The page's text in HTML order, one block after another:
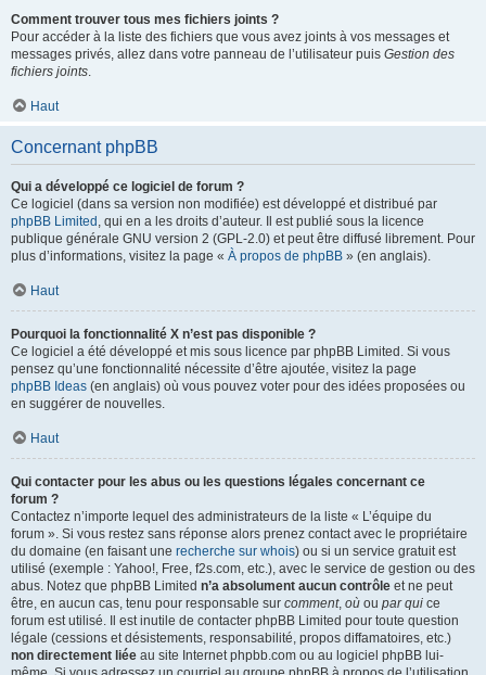
Comment trouver tous mes fichiers joints ?
Pour accéder à la liste des fichiers que vous avez joints à vos messages et
messages privés, allez dans votre panneau de l’utilisateur puis Gestion des
fichiers joints.
Haut
Concernant phpBB
Qui a développé ce logiciel de forum ?
Ce logiciel (dans sa version non modifiée) est développé et distribué par
phpBB Limited , qui en a les droits d’auteur. Il est publié sous la licence
publique générale GNU version 2 (GPL-2.0) et peut être diffusé librement. Pour
plus d’informations, visitez la page « À propos de phpBB » (en anglais).
Haut
Pourquoi la fonctionnalité X n’est pas disponible ?
Ce logiciel a été développé et mis sous licence par phpBB Limited. Si vous
pensez qu’une fonctionnalité nécessite d’être ajoutée, visitez la page
phpBB Ideas (en anglais) où vous pouvez voter pour des idées proposées ou
en suggérer de nouvelles.
Haut
Qui contacter pour les abus ou les questions légales concernant ce
forum ?
Contactez n’importe lequel des administrateurs de la liste « L’équipe du
forum ». Si vous restez sans réponse alors prenez contact avec le propriétaire
du domaine (en faisant une recherche sur whois) ou si un service gratuit est
utilisé (exemple : Yahoo!, Free, f2s.com, etc.), avec le service de gestion ou des
abus. Notez que phpBB Limited n’a absolument aucun contrôle et ne peut
être, en aucun cas, tenu pour responsable sur comment, où ou par qui ce
forum est utilisé. Il est inutile de contacter phpBB Limited pour toute question
légale (cessions et désistements, responsabilité, propos diffamatoires, etc.)
non directement liée au site Internet phpbb.com ou au logiciel phpBB lui-